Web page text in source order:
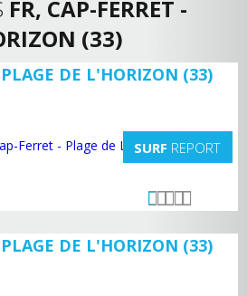
FR, CAP-FERRET -
(33)
DE L'HORIZON (33)
SURF REPORT
DE L'HORIZON (33)